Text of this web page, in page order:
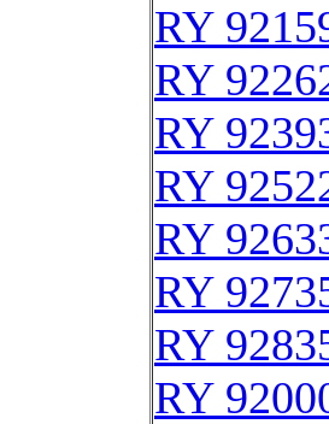
RY
RY
RY
RY
RY
RY
RY
RY